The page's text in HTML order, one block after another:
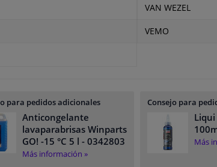
VAN WEZEL
VEMO
para pedidos adicionales
Anticongelante
lavaparabrisas Winparts
GO! -15 °C 5 l - 0342803
Más información »
Consejo para
Más